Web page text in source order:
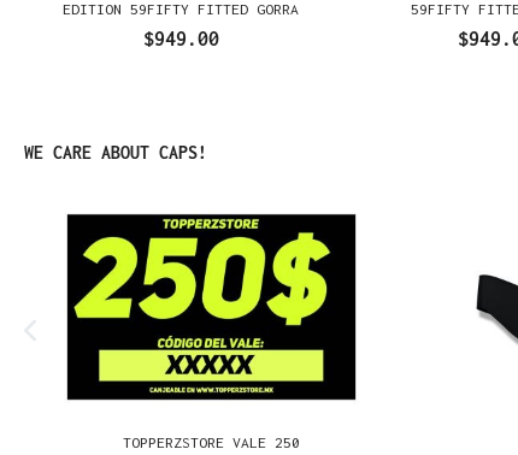
EDITION 59FIFTY FITTED GORRA
$949.00
59FIFTY
Omitir la galería de productos
WE CARE ABOUT CAPS!
TOPPERZSTORE VALE 250